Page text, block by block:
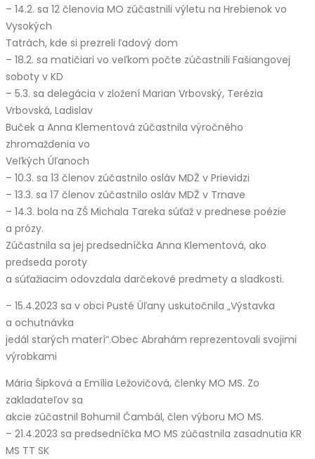
– 14.2. sa 12 členovia MO zúčastnili výletu na Hrebienok vo
Vysokých
Tatrách, kde si prezreli ľadový dom
– 18.2. sa matičiari vo veľkom počte zúčastnili Fašiangovej
soboty v KD
– 5.3. sa delegácia v zložení Marian Vrbovský, Terézia
Vrbovská, Ladislav
Buček a Anna Klementová zúčastnila výročného
zhromaždenia vo
Veľkých Úľanoch
– 10.3. sa 13 členov zúčastnilo osláv MDŽ v Prievidzi
– 13.3. sa 17 členov zúčastnilo osláv MDŽ v Trnave
– 14.3. bola na ZŠ Michala Tareka súťaž v prednese poézie
a prózy.
Zúčastnila sa jej predsedníčka Anna Klementová, ako
predseda poroty
a súťažiacim odovzdala darčekové predmety a sladkosti.
– 15.4.2023 sa v obci Pusté Úľany uskutočnila „Výstavka
a ochutnávka
jedál starých materí“.Obec Abrahám reprezentovali svojimi
výrobkami
Mária Šipková a Emília Ležovičová, členky MO MS. Zo
zakladateľov sa
akcie zúčastnil Bohumil Čambál, člen výboru MO MS.
– 21.4.2023 sa predsedníčka MO MS zúčastnila zasadnutia KR
MS TT SK